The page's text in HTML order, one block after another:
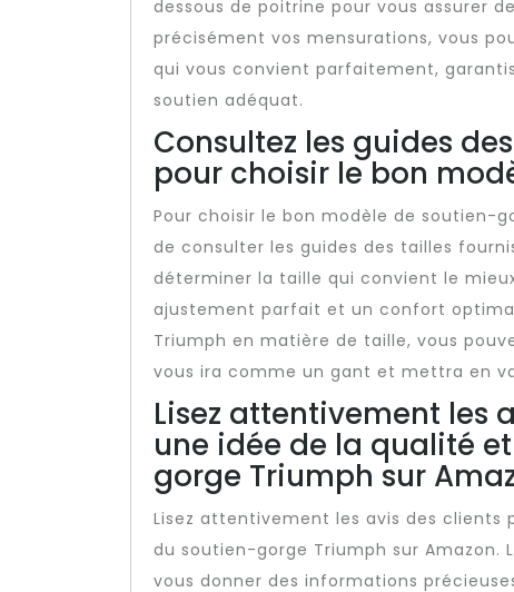
dessous de poitrine pour vous assurer
précisément vos mensurations, vous
qui vous convient parfaitement,
soutien adéquat.
Consultez les guides
pour choisir le bon
Pour choisir le bon modèle de soutien-
de consulter les guides des tailles
déterminer la taille qui convient le
ajustement parfait et un confort
Triumph en matière de taille, vous
vous ira comme un gant et mettra en
Lisez attentivement les
une idée de la qualité
gorge Triumph sur
Lisez attentivement les avis des
du soutien-gorge Triumph sur Amazon.
vous donner des informations